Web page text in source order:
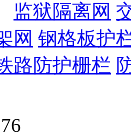
监狱隔离网
网 钢格板护
路防护栅栏